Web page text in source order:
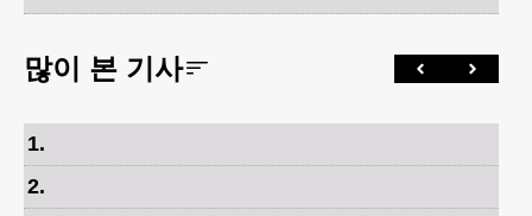
많이 본 기사
1.
2.